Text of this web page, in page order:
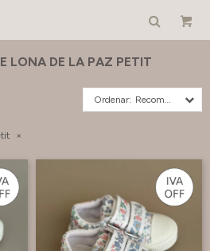
LONA DE LA PAZ PETIT
Recomendados